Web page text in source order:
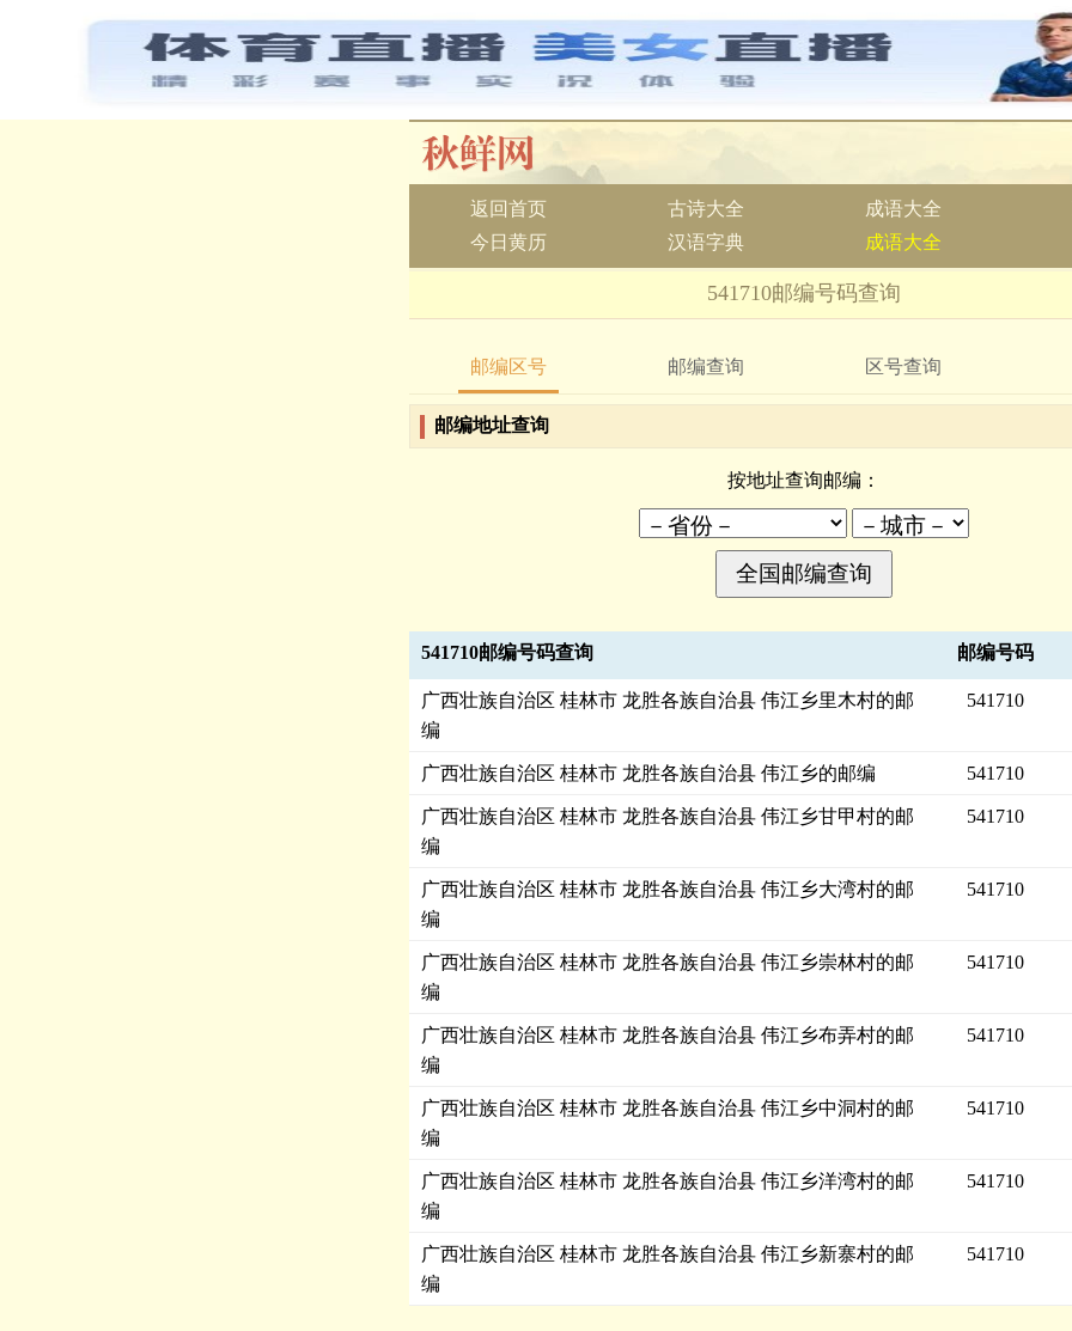
返回首页 古诗大全 成语大全
今日黄历
汉语字典 成语大全
541710邮编号码查询
邮编区号 邮编查询 区号查询
邮编地址查询
按地址查询邮编：
541710邮编号码查询 邮编号码
广西壮族自治区 桂林市 龙胜各族自治县 伟江乡里木村的邮
编
541710
广西壮族自治区 桂林市 龙胜各族自治县 伟江乡的邮编 541710
广西壮族自治区 桂林市 龙胜各族自治县 伟江乡甘甲村的邮
编
541710
广西壮族自治区 桂林市 龙胜各族自治县 伟江乡大湾村的邮
编
541710
广西壮族自治区 桂林市 龙胜各族自治县 伟江乡崇林村的邮
编
541710
广西壮族自治区 桂林市 龙胜各族自治县 伟江乡布弄村的邮
编
541710
广西壮族自治区 桂林市 龙胜各族自治县 伟江乡中洞村的邮
编
541710
广西壮族自治区 桂林市 龙胜各族自治县 伟江乡洋湾村的邮
编
541710
广西壮族自治区 桂林市 龙胜各族自治县 伟江乡新寨村的邮
编
541710